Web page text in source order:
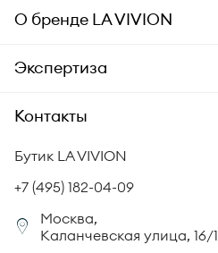
Уход за украшениями
Аксессуары
Заказ и оплата
Гарантия подлинности
Комплект документов
Политика возврата
Сертификация бриллиантов
Юридическая информация
О бренде LA VIVION
О компании
СМИ о нас
Корпоративный портал
Экспертиза
Академия LA VIVION
Статьи
Контакты
Бутик LA VIVION
+7 (495) 182-04-09
Москва,
Каланчевская улица, 16/1